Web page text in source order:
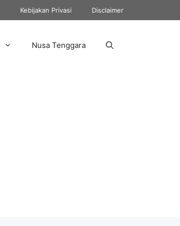
Kebijakan Privasi Disclaimer
Nusa Tenggara